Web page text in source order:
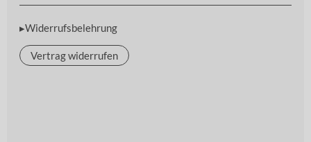
▸Widerrufsbelehrung
Vertrag widerrufen